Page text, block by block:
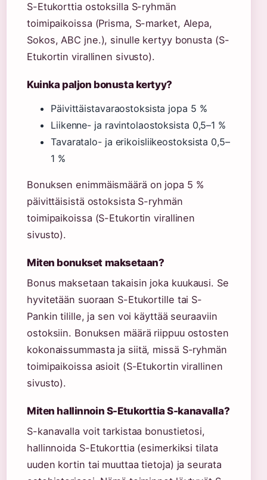
S-Etukorttia ostoksilla S-ryhmän
toimipaikoissa (Prisma, S-market, Alepa,
Sokos, ABC jne.), sinulle kertyy bonusta (S-
Etukortin virallinen sivusto).
Kuinka paljon bonusta kertyy?
Päivittäistavaraostoksista jopa 5 %
Liikenne- ja ravintolaostoksista 0,5–1 %
Tavaratalo- ja erikoisliikeostoksista 0,5–
1 %
Bonuksen enimmäismäärä on jopa 5 %
päivittäisistä ostoksista S-ryhmän
toimipaikoissa (S-Etukortin virallinen
sivusto).
Miten bonukset maksetaan?
Bonus maksetaan takaisin joka kuukausi. Se
hyvitetään suoraan S-Etukortille tai S-
Pankin tilille, ja sen voi käyttää seuraaviin
ostoksiin. Bonuksen määrä riippuu ostosten
kokonaissummasta ja siitä, missä S-ryhmän
toimipaikoissa asioit (S-Etukortin virallinen
sivusto).
Miten hallinnoin S-Etukorttia S-kanavalla?
S-kanavalla voit tarkistaa bonustietosi,
hallinnoida S-Etukorttia (esimerkiksi tilata
uuden kortin tai muuttaa tietoja) ja seurata